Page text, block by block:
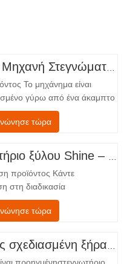
Το μηχάνημα είναι
γύρω από ένα άκαμπτο
που υποστηρίζει
λειτουργικές
έως την
Τμήμα Τροφοδοσίας –
με έναν μεταφορέα
και έναν μηχανισμό…
τώρα
προϊόντος Κάντε
στη διαδικασία
του καπλαμά σας με την
τεχνολογία Shenghuai Ο
μια σημαντική
καπλαμάς ξύλουτεχνολογία
τώρα
προηγμένηστεγνωτήριο